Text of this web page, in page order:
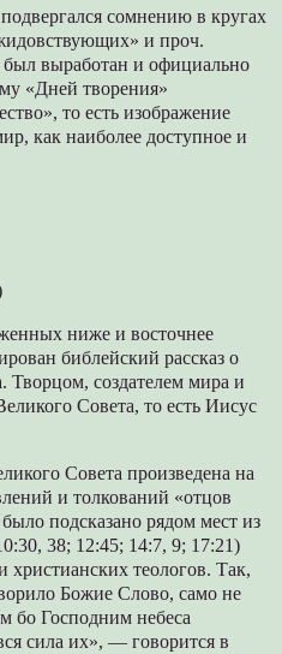
сомнению в кругах
и проч.
выработан и официально
«Дней творения»
то есть изображение
как наиболее доступное и
ниже и восточнее
библейский рассказ о
создателем мира и
Совета, то есть Иисус
Совета произведена на
и толкований «отцов
подсказано рядом мест из
38; 12:45; 14:7, 9; 17:21)
христианских теологов. Так,
Божие Слово, само не
бо Господним небеса
сила их», — говорится в